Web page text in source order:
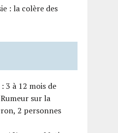
: la colère des
3 à 12 mois de
Rumeur sur la
2 personnes